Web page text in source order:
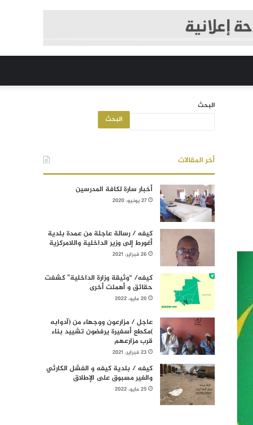
البحث
البحث
أخر المقالات
أخبار سارة لكافة المدرسين
27 يونيو، 2020
كيفه / رسالة عاجلة من عمدة بلدية
أغورط إلى وزير الداخلية واللامركزية
26 فبراير، 2021
كيفه/ “وثيقة وزارة الداخلية” كشفت
حقائق و أهملت أخرى
20 مايو، 2022
عاجل / مزارعون ووجهاء من (آدوابه
)مكطع أسفيرة يرفضون تشييد بناء
قرب مزارعهم
23 فبراير، 2021
كيفه / بلدية كيفه و الفشل الكارثي
والغير مسبوق على الإطلاق
25 مايو، 2022